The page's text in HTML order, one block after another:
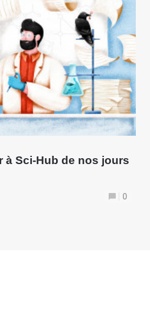
à Sci-Hub de nos jours
0